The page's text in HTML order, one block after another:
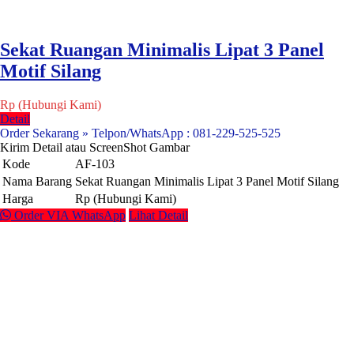
Sekat Ruangan Minimalis Lipat 3 Panel
Motif Silang
Rp (Hubungi Kami)
Detail
Order Sekarang » Telpon/WhatsApp : 081-229-525-525
Kirim Detail atau ScreenShot Gambar
Kode
AF-103
Nama Barang Sekat Ruangan Minimalis Lipat 3 Panel Motif Silang
Harga
Rp (Hubungi Kami)
Order VIA WhatsApp Lihat Detail